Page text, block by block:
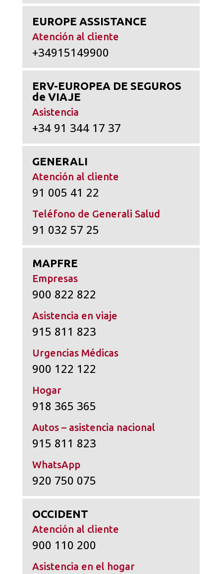
EUROPE ASSISTANCE
Atención al cliente
+34915149900
ERV-EUROPEA DE SEGUROS
de VIAJE
Asistencia
+34 91 344 17 37
GENERALI
Atención al cliente
91 005 41 22
Teléfono de Generali Salud
91 032 57 25
MAPFRE
Empresas
900 822 822
Asistencia en viaje
915 811 823
Urgencias Médicas
900 122 122
Hogar
918 365 365
Autos – asistencia nacional
915 811 823
WhatsApp
920 750 075
OCCIDENT
Atención al cliente
900 110 200
Asistencia en el hogar